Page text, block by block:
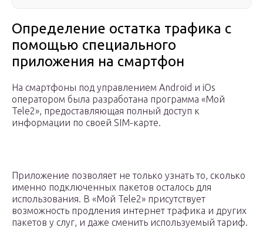
Определение остатка трафика с
помощью специального
приложения на смартфон
На смартфоны под управлением Android и iOs
оператором была разработана программа «Мой
Tele2», предоставляющая полный доступ к
информации по своей SIM-карте.
Приложение позволяет не только узнать то, сколько
именно подключенных пакетов осталось для
использования. В «Мой Tele2» присутствует
возможность продления интернет трафика и других
пакетов у слуг, и даже сменить используемый тариф.